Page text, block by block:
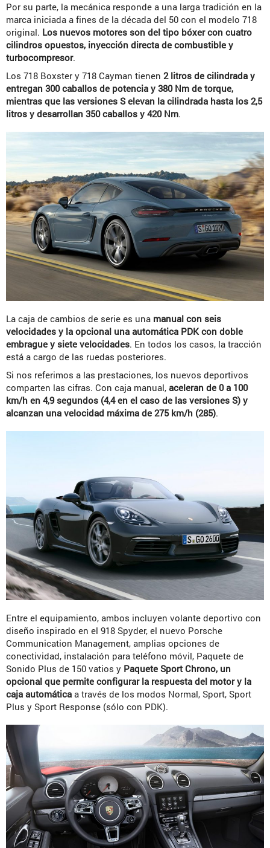
Por su parte, la mecánica responde a una larga tradición en la
marca iniciada a fines de la década del 50 con el modelo 718
original. Los nuevos motores son del tipo bóxer con cuatro
cilindros opuestos, inyección directa de combustible y
turbocompresor.
Los 718 Boxster y 718 Cayman tienen 2 litros de cilindrada y
entregan 300 caballos de potencia y 380 Nm de torque,
mientras que las versiones S elevan la cilindrada hasta los 2,5
litros y desarrollan 350 caballos y 420 Nm.
La caja de cambios de serie es una manual con seis
velocidades y la opcional una automática PDK con doble
embrague y siete velocidades. En todos los casos, la tracción
está a cargo de las ruedas posteriores.
Si nos referimos a las prestaciones, los nuevos deportivos
comparten las cifras. Con caja manual, aceleran de 0 a 100
km/h en 4,9 segundos (4,4 en el caso de las versiones S) y
alcanzan una velocidad máxima de 275 km/h (285).
Entre el equipamiento, ambos incluyen volante deportivo con
diseño inspirado en el 918 Spyder, el nuevo Porsche
Communication Management, amplias opciones de
conectividad, instalación para teléfono móvil, Paquete de
Sonido Plus de 150 vatios y Paquete Sport Chrono, un
opcional que permite configurar la respuesta del motor y la
caja automática a través de los modos Normal, Sport, Sport
Plus y Sport Response (sólo con PDK).